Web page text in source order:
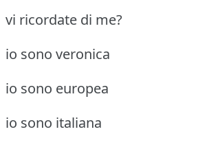
vi ricordate di me?
io sono veronica
io sono europea
io sono italiana